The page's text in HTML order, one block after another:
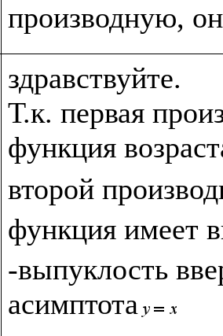
здравствуйте.
Т.к. первая
функция
второй
функция имеет
-выпуклость
асимптота